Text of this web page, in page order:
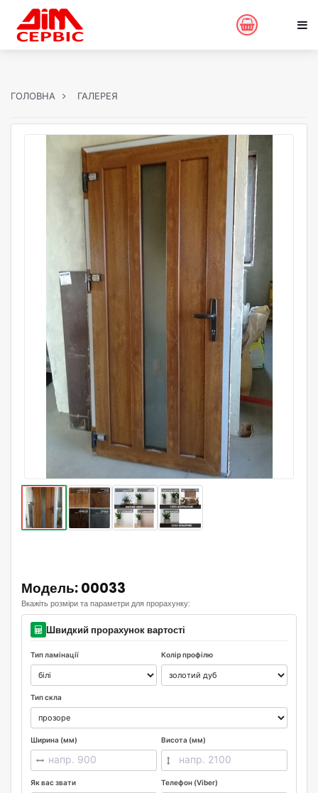
ГОЛОВНА ГАЛЕРЕЯ
Модель: 00033
Вкажіть розміри та параметри для прорахунку:
Швидкий прорахунок вартості
Тип ламінації Колір профілю
Тип скла
Ширина (мм) Висота (мм)
Як вас звати Телефон (Viber)